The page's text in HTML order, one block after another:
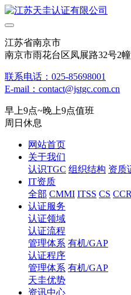
江苏省南京市
南京市雨花台区凤展路32号2
联系电话：025-85698001
E-mail：contact@jstgc.com.cn
早上9点~晚上9点值班
周日休息
网站首页
关于我们
认识TGC 组织结构 资质
IT资质
全部 CMMI ITSS CS
认证服务
认证领域
认证流程
管理体系 有机/GAP
认证程序
管理体系 有机/GAP
天圭优势
资讯中心